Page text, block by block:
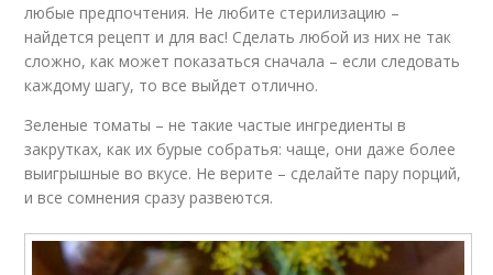
любые предпочтения. Не любите стерилизацию –
найдется рецепт и для вас! Сделать любой из них не так
сложно, как может показаться сначала – если следовать
каждому шагу, то все выйдет отлично.
Зеленые томаты – не такие частые ингредиенты в
закрутках, как их бурые собратья: чаще, они даже более
выигрышные во вкусе. Не верите – сделайте пару порций,
и все сомнения сразу развеются.